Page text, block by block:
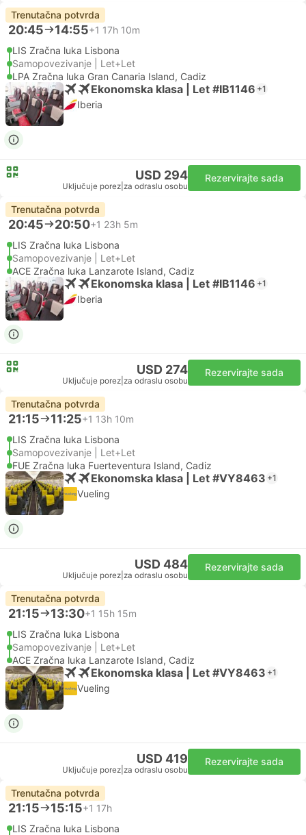
Trenutačna potvrda
20:45 14:55+1 17h 10m
LIS Zračna luka Lisbona
Samopovezivanje | Let+Let
LPA Zračna luka Gran Canaria Island, Cadiz
Ekonomska klasa | Let #IB1146 +1
Iberia
USD 294
Uključuje porez za odraslu osobu
Rezervirajte sada
Trenutačna potvrda
20:45 20:50+1 23h 5m
LIS Zračna luka Lisbona
Samopovezivanje | Let+Let
ACE Zračna luka Lanzarote Island, Cadiz
Ekonomska klasa | Let #IB1146 +1
Iberia
USD 274
Uključuje porez za odraslu osobu
Rezervirajte sada
Trenutačna potvrda
21:15 11:25+1 13h 10m
LIS Zračna luka Lisbona
Samopovezivanje | Let+Let
FUE Zračna luka Fuerteventura Island, Cadiz
Ekonomska klasa | Let #VY8463 +1
Vueling
USD 484
Uključuje porez za odraslu osobu
Rezervirajte sada
Trenutačna potvrda
21:15 13:30+1 15h 15m
LIS Zračna luka Lisbona
Samopovezivanje | Let+Let
ACE Zračna luka Lanzarote Island, Cadiz
Ekonomska klasa | Let #VY8463 +1
Vueling
USD 419
Uključuje porez za odraslu osobu
Rezervirajte sada
Trenutačna potvrda
21:15 15:15+1 17h
LIS Zračna luka Lisbona